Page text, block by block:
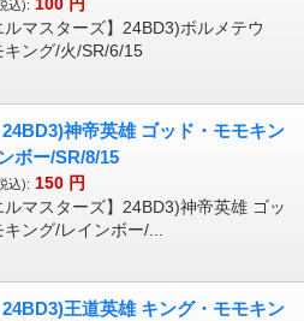
込):
ルマスターズ】24BD3)ボルメテウ
キング/火/SR/6/15
24BD3)神帝英雄 ゴッド・モモキン
ボー/SR/8/15
込): 150 円
ルマスターズ】24BD3)神帝英雄 ゴッ
キング/レインボー/...
24BD3)王道英雄 キング・モモキン